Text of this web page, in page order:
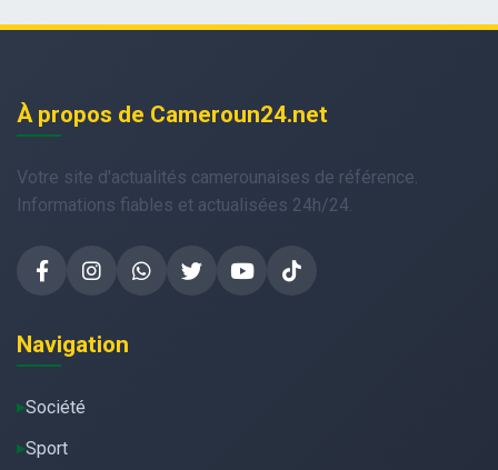
À propos de Cameroun24.net
Votre site d'actualités camerounaises de référence.
Informations fiables et actualisées 24h/24.
Navigation
Société
Sport